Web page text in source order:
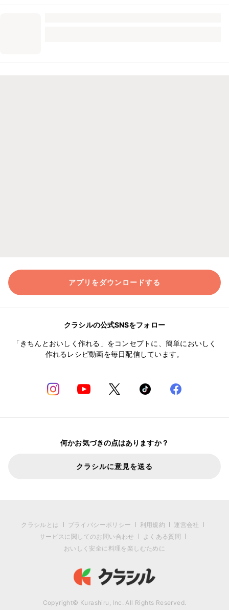
アプリをダウンロードする
クラシルの公式SNSをフォロー
「きちんとおいしく作れる」をコンセプトに、簡単においしく
作れるレシピ動画を毎日配信しています。
何かお気づきの点はありますか？
クラシルに意見を送る
クラシルとは プライバシーポリシー 利用規約
運営会社
サービスに関してのお問い合わせ
よくある質問
おいしく安全に料理を楽しむために
Copyright© Kurashiru, Inc. All Rights Reserved.